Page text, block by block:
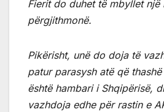
Fierit do duhet të mbyllet një
përgjithmonë.
Pikërisht, unë do doja të
patur parasysh atë që
është hambari i Shqipërisë,
vazhdoja edhe për rastin e